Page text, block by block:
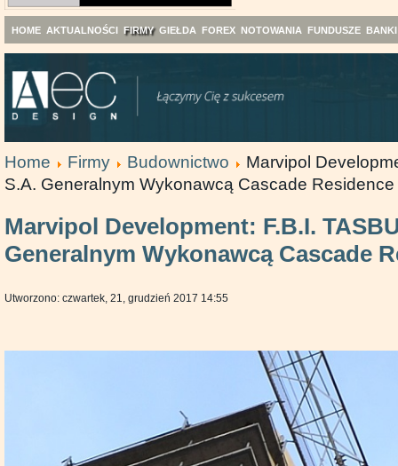
HOME AKTUALNOŚCI FIRMY GIEŁDA FOREX NOTOWANIA FUNDUSZE BANKI
Home Firmy Budownictwo
Marvipol
S.A. Generalnym Wykonawcą Cascade Residence
Marvipol Development: F.B.I.
Generalnym Wykonawcą Cascade
Utworzono: czwartek, 21, grudzień 2017 14:55